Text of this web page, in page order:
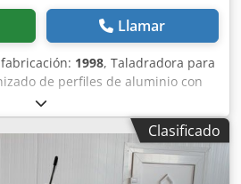
Llamar
1998, Taladradora para
de perfiles de aluminio con
de material y sistema de
de mecanizado: máx. 2400 mm
de hoja: 108 mm Ancho máximo
mm Altura del perfil: 45-80 mm
rpm Chsdpfoy Anhnjx Aavoa
Clasificado